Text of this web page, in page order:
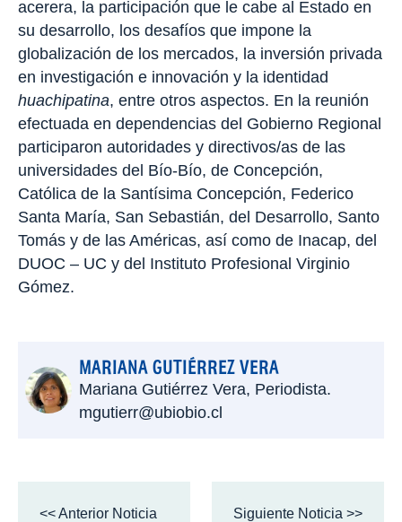
acerera, la participación que le cabe al Estado en
su desarrollo, los desafíos que impone la
globalización de los mercados, la inversión privada
en investigación e innovación y la identidad
huachipatina, entre otros aspectos. En la reunión
efectuada en dependencias del Gobierno Regional
participaron autoridades y directivos/as de las
universidades del Bío-Bío, de Concepción,
Católica de la Santísima Concepción, Federico
Santa María, San Sebastián, del Desarrollo, Santo
Tomás y de las Américas, así como de Inacap, del
DUOC – UC y del Instituto Profesional Virginio
Gómez.
MARIANA GUTIÉRREZ VERA
Mariana Gutiérrez Vera, Periodista.
mgutierr@ubiobio.cl
<< Anterior Noticia Siguiente Noticia >>